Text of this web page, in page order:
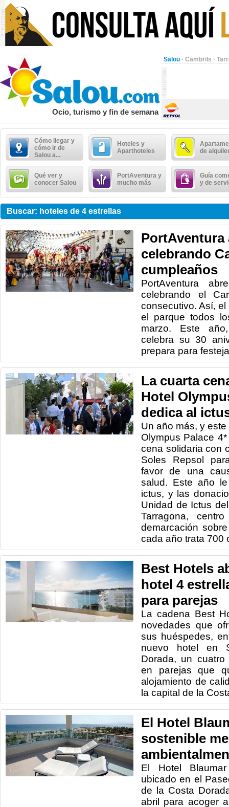
Salou · Cambrils ·
Ocio, turismo y fin de semana
Cómo llegar y
cómo ir de
Salou a...
Hoteles y
Aparthoteles
de
Qué ver y
conocer Salou
PortAventura y
mucho más
Guía
y de
Buscar: hoteles de 4 estrellas
PortAventura
celebrando
cumpleaños
PortAventura
celebrando el
consecutivo. Así,
el parque todos
marzo. Este
celebra su 30
prepara para
La cuarta
Hotel
dedica al
Un año más, y
Olympus Palace
cena solidaria con
Soles Repsol
favor de una
salud. Este año
ictus, y las
Unidad de Ictus
Tarragona,
demarcación
cada año trata 700
Best Hotels
hotel 4
para parejas
La cadena Best
novedades que
sus huéspedes,
nuevo hotel en
Dorada, un cuatro
en parejas que
alojamiento de
la capital de la
El Hotel
sostenible
El Hotel
ubicado en el
de la Costa
abril para acoger